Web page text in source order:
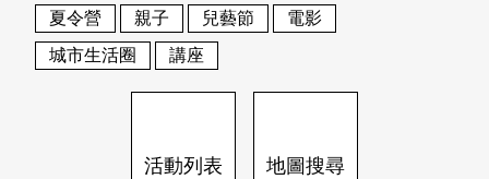
地圖搜尋
關於我們
刊物索取地點
會員基本資料
刊登活動
網站導覽 English
日本語 登入/註冊
夏令營
親子 兒藝節
電影
城市生活圈
講座
活動列表 地圖搜尋